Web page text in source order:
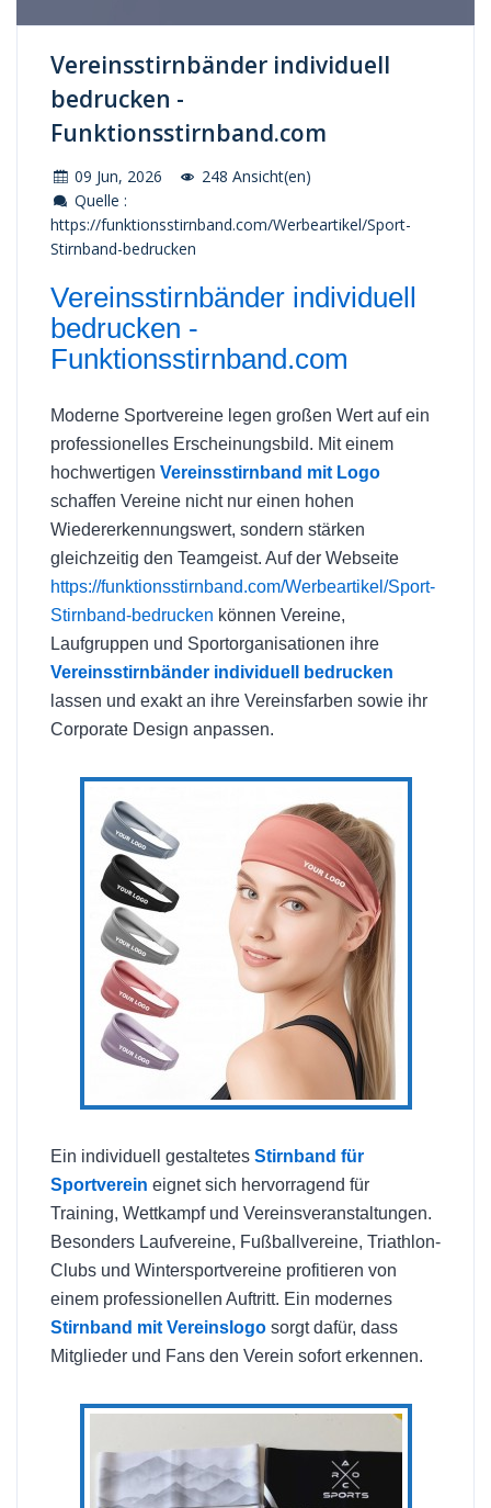
Vereinsstirnbänder individuell
bedrucken -
Funktionsstirnband.com
09 Jun, 2026
248 Ansicht(en)
Quelle :
https://funktionsstirnband.com/Werbeartikel/Sport-
Stirnband-bedrucken
Vereinsstirnbänder individuell
bedrucken -
Funktionsstirnband.com
Moderne Sportvereine legen großen Wert auf ein
professionelles Erscheinungsbild. Mit einem
hochwertigen Vereinsstirnband mit Logo
schaffen Vereine nicht nur einen hohen
Wiedererkennungswert, sondern stärken
gleichzeitig den Teamgeist. Auf der Webseite
https://funktionsstirnband.com/Werbeartikel/Sport-
Stirnband-bedrucken können Vereine,
Laufgruppen und Sportorganisationen ihre
Vereinsstirnbänder individuell bedrucken
lassen und exakt an ihre Vereinsfarben sowie ihr
Corporate Design anpassen.
Ein individuell gestaltetes Stirnband für
Sportverein eignet sich hervorragend für
Training, Wettkampf und Vereinsveranstaltungen.
Besonders Laufvereine, Fußballvereine, Triathlon-
Clubs und Wintersportvereine profitieren von
einem professionellen Auftritt. Ein modernes
Stirnband mit Vereinslogo sorgt dafür, dass
Mitglieder und Fans den Verein sofort erkennen.